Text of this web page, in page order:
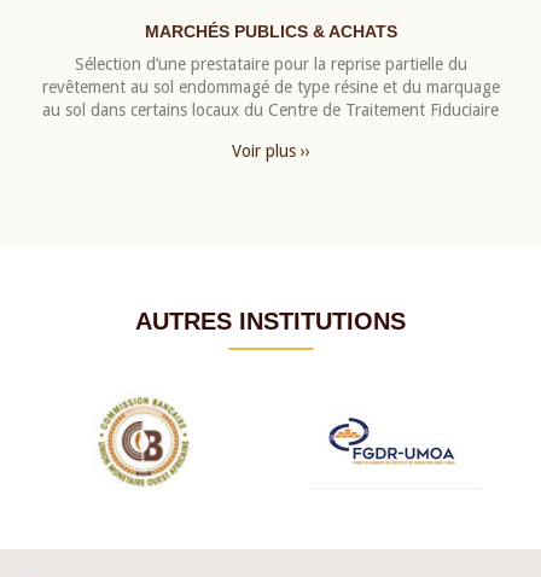
MARCHÉS PUBLICS & ACHATS
Sélection d’une prestataire pour la reprise partielle du
revêtement au sol endommagé de type résine et du marquage
au sol dans certains locaux du Centre de Traitement Fiduciaire
Voir plus ››
AUTRES INSTITUTIONS